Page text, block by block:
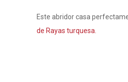
Este abridor casa
de Rayas turquesa.